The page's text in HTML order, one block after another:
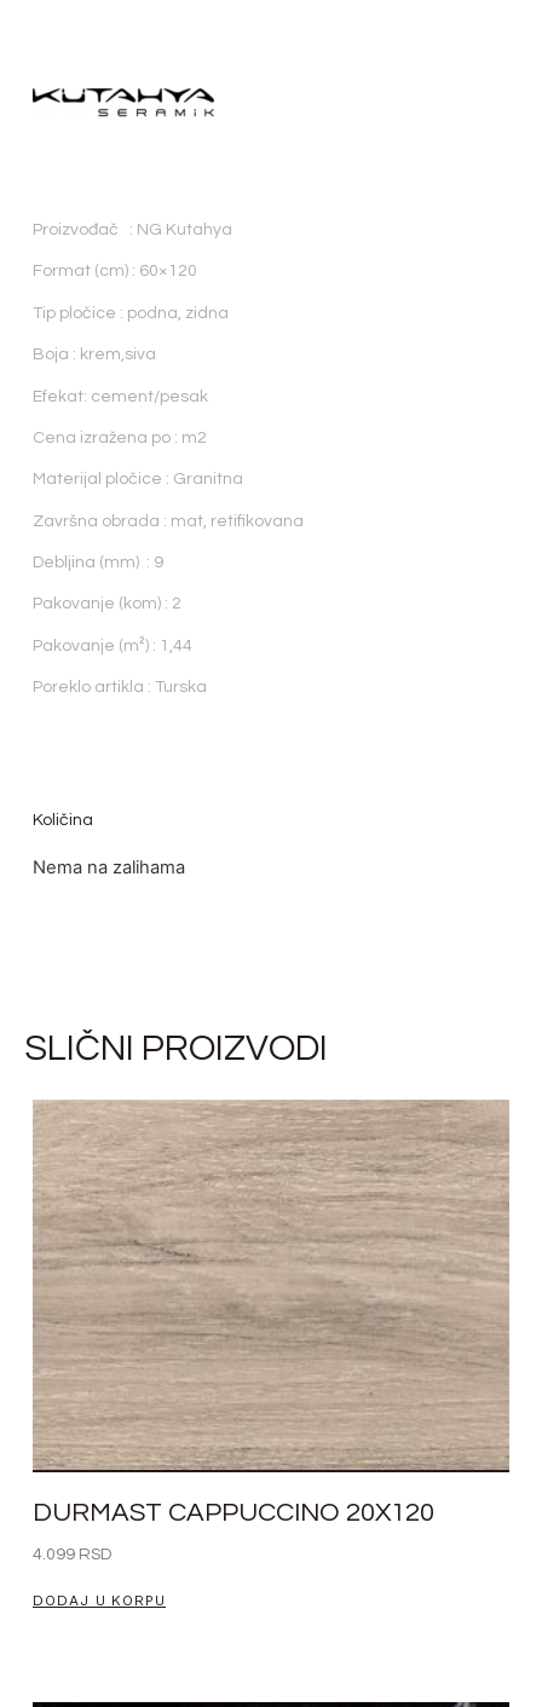
Proizvođač : NG Kutahya
Format (cm) : 60×120
Tip pločice : podna, zidna
Boja : krem,siva
Efekat: cement/pesak
Cena izražena po : m2
Materijal pločice : Granitna
Završna obrada : mat, retifikovana
Debljina (mm) : 9
Pakovanje (kom) : 2
Pakovanje (m²) : 1,44
Poreklo artikla : Turska
Količina
Nema na zalihama
SLIČNI PROIZVODI
DURMAST CAPPUCCINO 20X120
4.099 RSD
DODAJ U KORPU